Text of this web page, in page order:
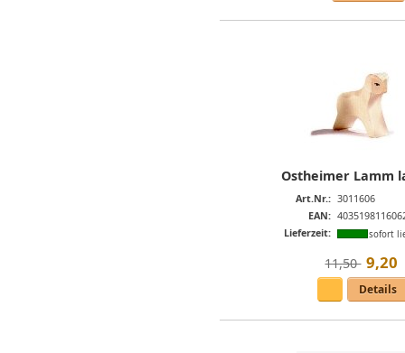
Ostheimer Lamm
Art.Nr.: 3011606
EAN:
Lieferzeit:
sofort
11,50  9,20
Details